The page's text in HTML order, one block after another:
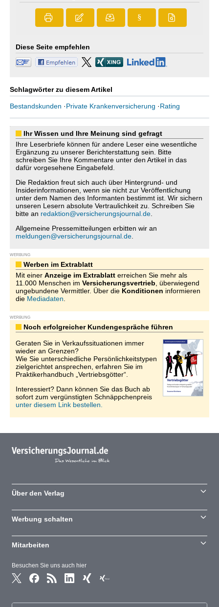
§
Diese Seite empfehlen
Schlagwörter zu diesem Artikel
Bestandskunden ·Private Krankenversicherung ·Rating
Ihr Wissen und Ihre Meinung sind gefragt
Ihre Leserbriefe können für andere Leser eine wesentliche
Ergänzung zu unserer Berichterstattung sein. Bitte
schreiben Sie Ihre Kommentare unter den Artikel in das
dafür vorgesehene Eingabefeld.
Die Redaktion freut sich auch über Hintergrund- und
Insiderinformationen, wenn sie nicht zur Veröffentlichung
unter dem Namen des Informanten bestimmt ist. Wir sichern
unseren Lesern absolute Vertraulichkeit zu. Schreiben Sie
bitte an redaktion@versicherungsjournal.de
Allgemeine Pressemitteilungen erbitten wir an
meldungen@versicherungsjournal.de
WERBUNG
Werben im Extrablatt
Mit einer Anzeige im Extrablatt erreichen Sie mehr als
11.000 Menschen im Versicherungsvertrieb , überwiegend
ungebundene Vermittler. Über die Konditionen informieren
die Mediadaten
WERBUNG
Noch erfolgreicher Kundengespräche führen
Geraten Sie in Verkaufssituationen immer
wieder an Grenzen?
Wie Sie unterschiedliche Persönlichkeitstypen
zielgerichtet ansprechen, erfahren Sie im
Praktikerhandbuch „Vertriebsgötter“.
Interessiert? Dann können Sie das Buch ab
sofort zum vergünstigten Schnäppchenpreis
unter diesem Link bestellen.
Besuchen Sie uns auch hier
Über den Verlag
Werbung schalten
Mitarbeiten